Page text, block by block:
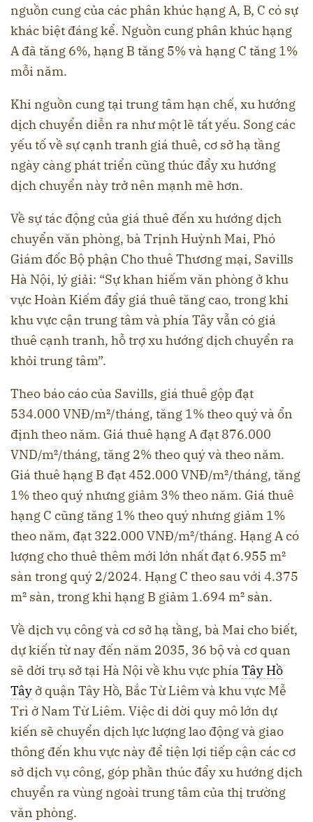
nguồn cung của các phân khúc hạng A, B, C có sự
khác biệt đáng kể. Nguồn cung phân khúc hạng
A đã tăng 6%, hạng B tăng 5% và hạng C tăng 1%
mỗi năm.
Khi nguồn cung tại trung tâm hạn chế, xu hướng
dịch chuyển diễn ra như một lẽ tất yếu. Song các
yếu tố về sự cạnh tranh giá thuê, cơ sở hạ tầng
ngày càng phát triển cũng thúc đẩy xu hướng
dịch chuyển này trở nên mạnh mẽ hơn.
Về sự tác động của giá thuê đến xu hướng dịch
chuyển văn phòng, bà Trịnh Huỳnh Mai, Phó
Giám đốc Bộ phận Cho thuê Thương mại, Savills
Hà Nội, lý giải: “Sự khan hiếm văn phòng ở khu
vực Hoàn Kiếm đẩy giá thuê tăng cao, trong khi
khu vực cận trung tâm và phía Tây vẫn có giá
thuê cạnh tranh, hỗ trợ xu hướng dịch chuyển ra
khỏi trung tâm”.
Theo báo cáo của Savills, giá thuê gộp đạt
534.000 VNĐ/m²/tháng, tăng 1% theo quý và ổn
định theo năm. Giá thuê hạng A đạt 876.000
VND/m²/tháng, tăng 2% theo quý và theo năm.
Giá thuê hạng B đạt 452.000 VNĐ/m²/tháng, tăng
1% theo quý nhưng giảm 3% theo năm. Giá thuê
hạng C cũng tăng 1% theo quý nhưng giảm 1%
theo năm, đạt 322.000 VNĐ/m²/tháng. Hạng A có
lượng cho thuê thêm mới lớn nhất đạt 6.955 m²
sàn trong quý 2/2024. Hạng C theo sau với 4.375
m² sàn, trong khi hạng B giảm 1.694 m² sàn.
Về dịch vụ công và cơ sở hạ tầng, bà Mai cho biết,
dự kiến từ nay đến năm 2035, 36 bộ và cơ quan
sẽ dời trụ sở tại Hà Nội về khu vực phía Tây Hồ
Tâyở quận Tây Hồ, Bắc Từ Liêm và khu vực Mễ
Trì ở Nam Từ Liêm. Việc di dời quy mô lớn dự
kiến sẽ chuyển dịch lực lượng lao động và giao
thông đến khu vực này để tiện lợi tiếp cận các cơ
sở dịch vụ công, góp phần thúc đẩy xu hướng dịch
chuyển ra vùng ngoài trung tâm của thị trường
văn phòng.